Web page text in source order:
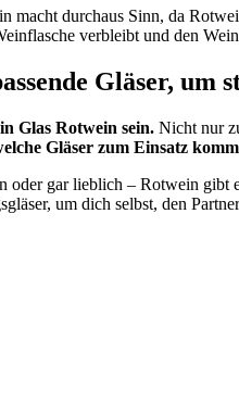
macht durchaus Sinn, da
verbleibt und den
Gläser, um
Glas Rotwein sein. Nicht nur
Gläser zum Einsatz
oder gar lieblich – Rotwein gibt
um dich selbst, den